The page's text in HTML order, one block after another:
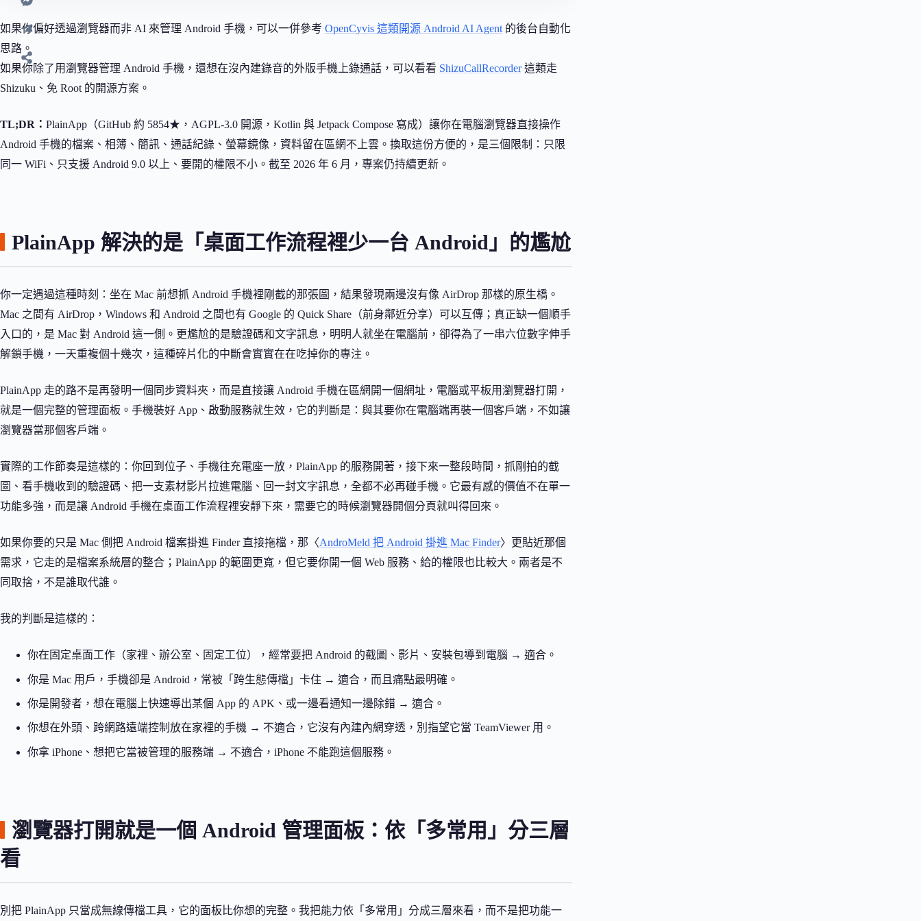
如果你偏好透過瀏覽器而非 AI 來管理 Android 手機，可以一併參考 OpenCyvis 這類開源 Android AI Agent 的後台自動化
思路。
如果你除了用瀏覽器管理 Android 手機，還想在沒內建錄音的外版手機上錄通話，可以看看 ShizuCallRecorder這類走
Shizuku、免 Root 的開源方案。
TL;DR： PlainApp（GitHub 約 5854★，AGPL-3.0 開源，Kotlin 與 Jetpack Compose 寫成）讓你在電腦瀏覽器直接操作
Android 手機的檔案、相簿、簡訊、通話紀錄、螢幕鏡像，資料留在區網不上雲。換取這份方便的，是三個限制：只限
同一 WiFi、只支援 Android 9.0 以上、要開的權限不小。截至 2026 年 6 月，專案仍持續更新。
PlainApp 解決的是「桌面工作流程裡少一台 Android」的尷尬
你一定遇過這種時刻：坐在 Mac 前想抓 Android 手機裡剛截的那張圖，結果發現兩邊沒有像 AirDrop 那樣的原生橋。
Mac 之間有 AirDrop，Windows 和 Android 之間也有 Google 的 Quick Share（前身鄰近分享）可以互傳；真正缺一個順手
入口的，是 Mac 對 Android 這一側。更尷尬的是驗證碼和文字訊息，明明人就坐在電腦前，卻得為了一串六位數字伸手
解鎖手機，一天重複個十幾次，這種碎片化的中斷會實實在在吃掉你的專注。
PlainApp 走的路不是再發明一個同步資料夾，而是直接讓 Android 手機在區網開一個網址，電腦或平板用瀏覽器打開，
就是一個完整的管理面板。手機裝好 App、啟動服務就生效，它的判斷是：與其要你在電腦端再裝一個客戶端，不如讓
瀏覽器當那個客戶端。
實際的工作節奏是這樣的：你回到位子、手機往充電座一放，PlainApp 的服務開著，接下來一整段時間，抓剛拍的截
圖、看手機收到的驗證碼、把一支素材影片拉進電腦、回一封文字訊息，全都不必再碰手機。它最有感的價值不在單一
功能多強，而是讓 Android 手機在桌面工作流程裡安靜下來，需要它的時候瀏覽器開個分頁就叫得回來。
如果你要的只是 Mac 側把 Android 檔案掛進 Finder 直接拖檔，那〈AndroMeld 把 Android 掛進 Mac Finder〉更貼近那個
需求，它走的是檔案系統層的整合；PlainApp 的範圍更寬，但它要你開一個 Web 服務、給的權限也比較大。兩者是不
同取捨，不是誰取代誰。
我的判斷是這樣的：
你在固定桌面工作（家裡、辦公室、固定工位），經常要把 Android 的截圖、影片、安裝包導到電腦 → 適合。
你是 Mac 用戶，手機卻是 Android，常被「跨生態傳檔」卡住 → 適合，而且痛點最明確。
你是開發者，想在電腦上快速導出某個 App 的 APK、或一邊看通知一邊除錯 → 適合。
你想在外頭、跨網路遠端控制放在家裡的手機 → 不適合，它沒有內建內網穿透，別指望它當 TeamViewer 用。
你拿 iPhone、想把它當被管理的服務端 → 不適合，iPhone 不能跑這個服務。
瀏覽器打開就是一個 Android 管理面板：依「多常用」分三層
看
別把 PlainApp 只當成無線傳檔工具，它的面板比你想的完整。我把能力依「多常用」分成三層來看，而不是把功能一